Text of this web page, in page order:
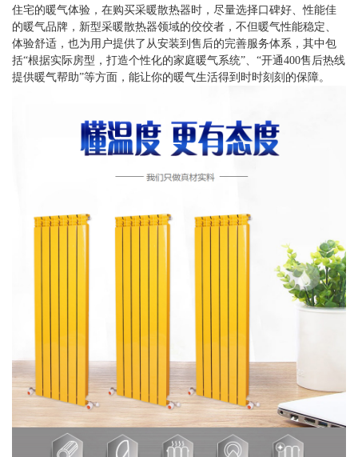
住宅的暖气体验，在购买采暖散热器时，尽量选择口碑好、性能佳
的暖气品牌，新型采暖散热器领域的佼佼者，不但暖气性能稳定、
体验舒适，也为用户提供了从安装到售后的完善服务体系，其中包
括“根据实际房型，打造个性化的家庭暖气系统”、“开通400售后热线
提供暖气帮助”等方面，能让你的暖气生活得到时时刻刻的保障。